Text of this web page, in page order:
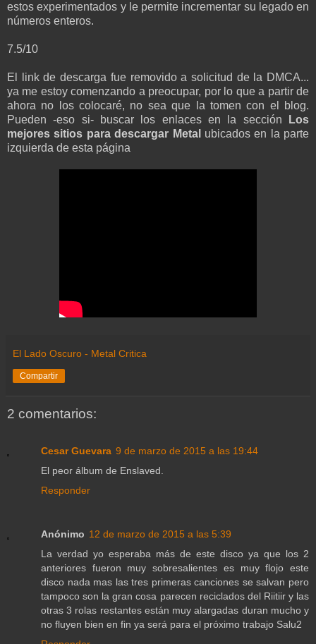
estos experimentados y le permite incrementar su legado en
números enteros.
7.5/10
El link de descarga fue removido a solicitud de la DMCA...
ya me estoy comenzando a preocupar, por lo que a partir de
ahora no los colocaré, no sea que la tomen con el blog.
Pueden -eso si- buscar los enlaces en la sección
Los
mejores sitios para descargar Metal ubicados en la parte
izquierda de esta página
El Lado Oscuro - Metal Critica
Compartir
2 comentarios:
Cesar Guevara 9 de marzo de 2015 a las 19:44
El peor álbum de Enslaved.
Responder
Anónimo 12 de marzo de 2015 a las 5:39
La verdad yo esperaba más de este disco ya que los 2
anteriores fueron muy sobresalientes es muy flojo este
disco nada mas las tres primeras canciones se salvan pero
tampoco son la gran cosa parecen reciclados del Riitiir y las
otras 3 rolas restantes están muy alargadas duran mucho y
no fluyen bien en fin ya será para el próximo trabajo Salu2